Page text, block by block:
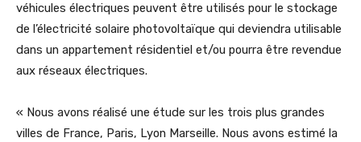
véhicules électriques peuvent être utilisés pour le stockage
de l’électricité solaire photovoltaïque qui deviendra utilisable
dans un appartement résidentiel et/ou pourra être revendue
aux réseaux électriques.
« Nous avons réalisé une étude sur les trois plus grandes
villes de France, Paris, Lyon Marseille. Nous avons estimé la